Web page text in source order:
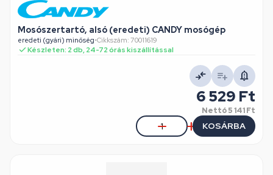
Mosószertartó, alsó (eredeti) CANDY mosógép
eredeti (gyári) minőség•Cikkszám: 70011619
Készleten: 2 db, 24-72 órás kiszállítással
6 529 Ft
Nettó5 141 Ft
KOSÁRBA